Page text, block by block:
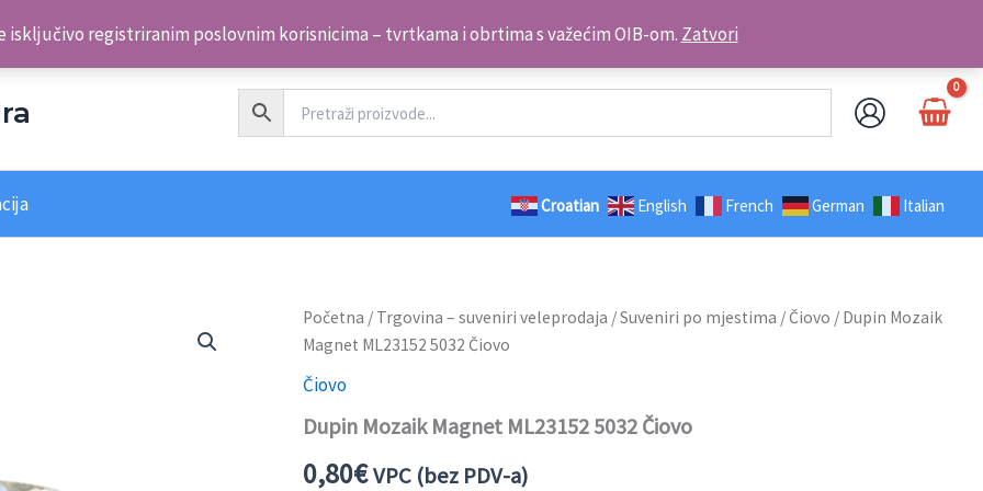
isključivo registriranim poslovnim korisnicima – tvrtkama i obrtima s važećim OIB-om. ZatvoriKontakt telefon: +385 98 179 3891
Croatian English French German Italian
Početna / Trgovina – suveniri veleprodaja /Suveniri po mjestima / Čiovo / Dupin Mozaik
Magnet ML23152 5032 Čiovo
Čiovo
Dupin Mozaik Magnet ML23152 5032 Čiovo
0,80€VPC (bez PDV-a)
Dupin
Mozaik
Magnet
ML23152
količina